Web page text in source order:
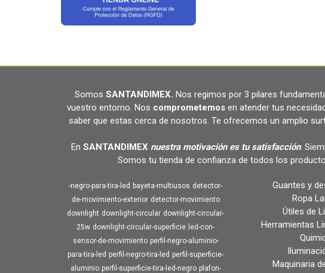
Somos SANTANDIMEX.Nos regimos por 3 pilares
vuestro entorno. Nos comprometemos en atender tus
saber que estas cerca de nosotros. Te ofrecemos un amplio
EnSANTANDIMEX nuestra motivación es tu satisfacción.
Somos tu tienda de confianza de todos los
-negro-para-tira-led bayeta-multiusos detector-
de-movimiento-exterior detector-movimiento
downlight downlight-circular downlight-circular-
25w downlight-circular-superficie led-con-
sensor-de-movimiento perfil-negro-aluminio-
para-tira-led perfil-negro-tira-led perfil-superficie-
aluminio perfil-superficie-tira-led-negro plafon-
Guantes y
Ropa
Útiles de
Herramientas
Maquinaria